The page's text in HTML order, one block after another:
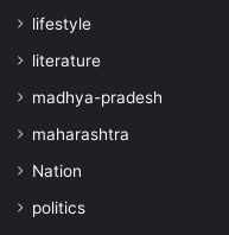
lifestyle
literature
madhya-pradesh
maharashtra
Nation
politics